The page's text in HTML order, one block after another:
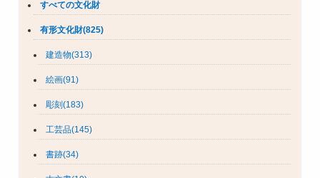
すべての文化財
有形文化財(825)
建造物(313)
絵画(91)
彫刻(183)
工芸品(145)
書跡(34)